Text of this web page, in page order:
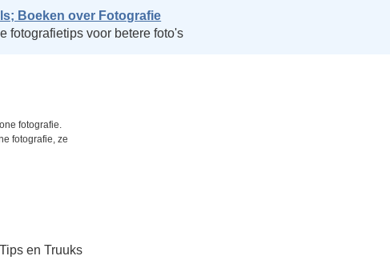
Boeken over Fotografie
fotografietips voor betere foto's
fotografie.
fotografie, ze
Tips en Truuks